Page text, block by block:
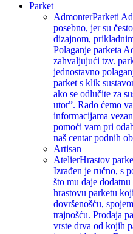
Parket
AdmonterParketi
posebno, jer su
dizajnom,
Polaganje parketa
zahvaljujući tzv.
jednostavno
parket s klik
ako se odlučite za
utor”. Rado ćemo
informacijama
pomoći vam pri
naš centar podnih
Artisan
AtelierHrastov
Izrađen je ručno, s
što mu daje
hrastovu parketu
dovršenošću,
trajnošću. Prodaja
vrste drva od kojih